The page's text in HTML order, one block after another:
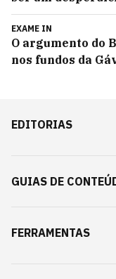
EXAME IN
O argumento do
nos fundos da
EDITORIAS
GUIAS DE
FERRAMENTAS